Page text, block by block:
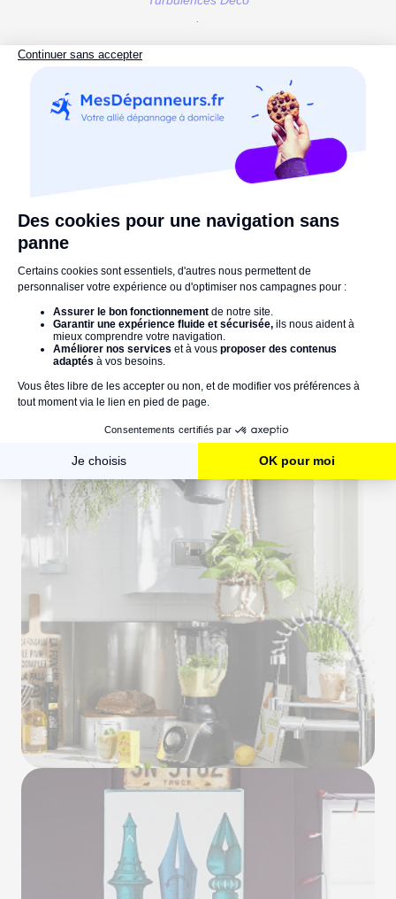
5. Une décoration atypique et colorée,
pour un chez-soi unique
solution moins
que la peinture ou le placard complexe, et
élément décoratif à
magnets
sont autant de moyens d'égayer votre
équipement. Et, non, ils ne sont pas toujours synonymes
des souvenirs un peu kitschs achetés lors des dernières
vacances !Vous pouvez également pencher vers le
décor végétal plus recherché, et dissimuler votre
appareil derrière desplantesvertes perchées sur des
étagères. Lesateliers DIYont le vent en poupe, faites-
vous plaisir !